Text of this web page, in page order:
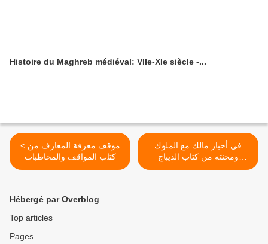
Histoire du Maghreb médiéval: VIIe-XIe siècle -...
< موقف معرفة المعارف من
كتاب المواقف والمخاطبات
للنفري
في أخبار مالك مع الملوك
ومحنته من كتاب الديباج
المذهب في معرفة أعيان
Hébergé par Overblog
Top articles
Pages